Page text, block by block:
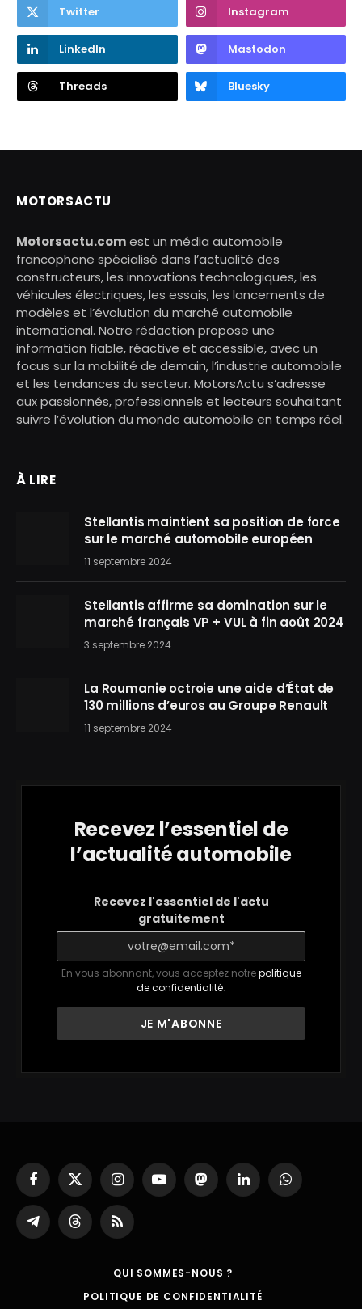
Twitter Instagram
LinkedIn Mastodon
Threads Bluesky
MOTORSACTU
Motorsactu.comest un média automobile
francophone spécialisé dans l’actualité des
constructeurs, les innovations technologiques, les
véhicules électriques, les essais, les lancements de
modèles et l’évolution du marché automobile
international. Notre rédaction propose une
information fiable, réactive et accessible, avec un
focus sur la mobilité de demain, l’industrie automobile
et les tendances du secteur. MotorsActu s’adresse
aux passionnés, professionnels et lecteurs souhaitant
suivre l’évolution du monde automobile en temps réel.
À LIRE
Stellantis maintient sa position de force
sur le marché automobile européen
11 septembre 2024
Stellantis affirme sa domination sur le
marché français VP + VUL à fin août 2024
3 septembre 2024
La Roumanie octroie une aide d’État de
130 millions d’euros au Groupe Renault
11 septembre 2024
Recevez l’essentiel de
l’actualité automobile
Recevez l'essentiel de l'actu
gratuitement
En vous abonnant, vous acceptez notrepolitique
de confidentialité.
Facebook
X
(Twitter)
InstagramYouTubeMastodonLinkedInWhatsApp
Partager
sur
ThreadsRSS
QUI SOMMES-NOUS ?
POLITIQUE DE CONFIDENTIALITÉ